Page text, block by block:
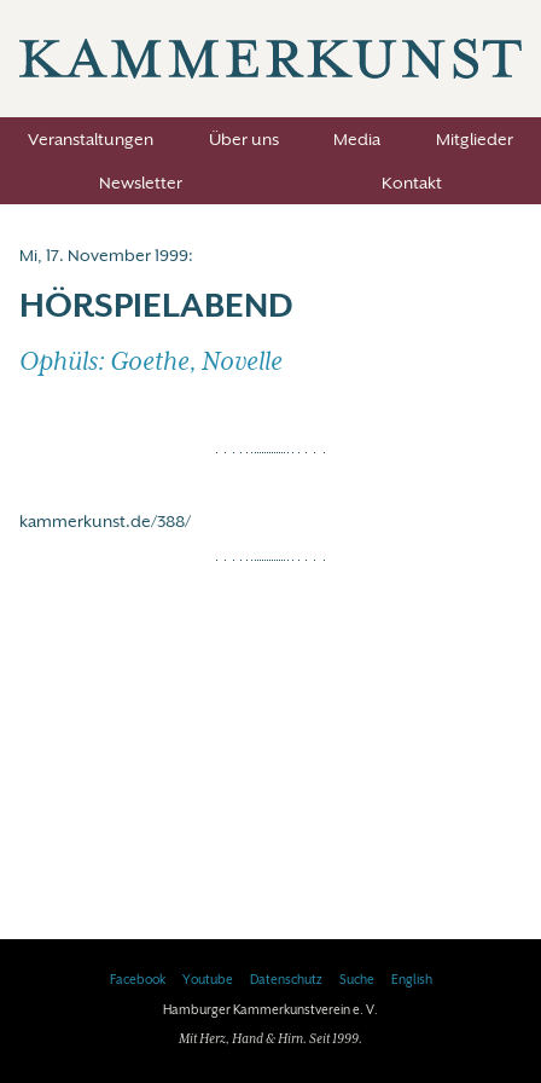
Veranstaltungen Über uns Media
Mitglieder
Newsletter
Kontakt
Mi, 17. November 1999:
HÖRSPIELABEND
Ophüls: Goethe, Novelle
kammerkunst.de/388/
Facebook Youtube Datenschutz Suche
English
Hamburger Kammerkunstverein e. V.
Mit Herz, Hand & Hirn. Seit 1999.